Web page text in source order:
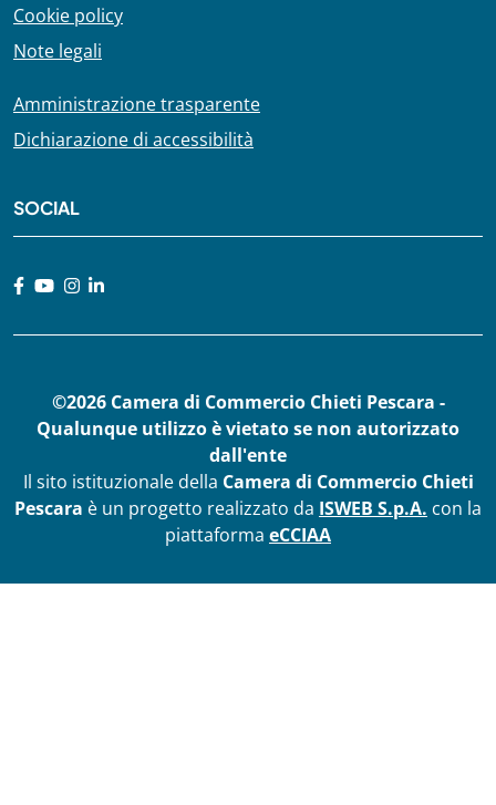
Cookie policy
Note legali
Amministrazione trasparente
Dichiarazione di accessibilità
SOCIAL
©2026 Camera di Commercio Chieti Pescara -
Qualunque utilizzo è vietato se non autorizzato
dall'ente
Il sito istituzionale della Camera di Commercio Chieti
Pescara è un progetto realizzato da ISWEB S.p.A. con la
piattaforma eCCIAA